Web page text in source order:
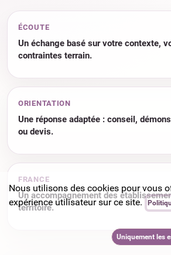
ÉCOUTE
Un échange basé sur votre contexte,
contraintes terrain.
ORIENTATION
Une réponse adaptée : conseil,
ou devis.
FRANCE
Un accompagnement des
territoire.
Nous utilisons des cookies pour vous
expérience utilisateur sur ce site.
Uniquement les